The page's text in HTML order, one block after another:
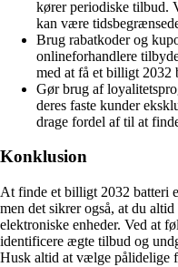
kører periodiske tilbud.
kan være
Brug rabatkoder og
onlineforhandlere
med at få et billigt 2032
Gør brug af
deres faste kunder
drage fordel af til at
Konklusion
At finde et billigt 2032 batteri
men det sikrer også, at du
elektroniske enheder. Ved at
identificere ægte tilbud og
Husk altid at vælge pålidelige